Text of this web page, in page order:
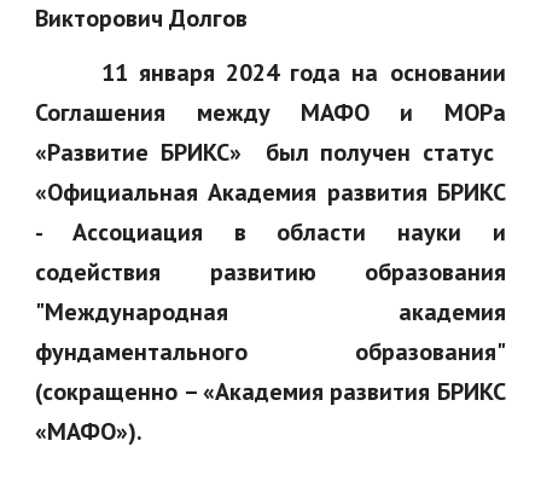
Викторович Долгов
11 января 2024 года на основании
Соглашения между МАФО и МОРа
«Развитие БРИКС» был получен статус
«Официальная Академия развития БРИКС
- Ассоциация в области науки и
содействия развитию образования
"Международная академия
фундаментального образования"
(сокращенно – «Академия развития БРИКС
«МАФО»).